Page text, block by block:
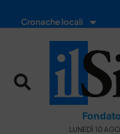
Cronache locali
LUNEDÌ 10